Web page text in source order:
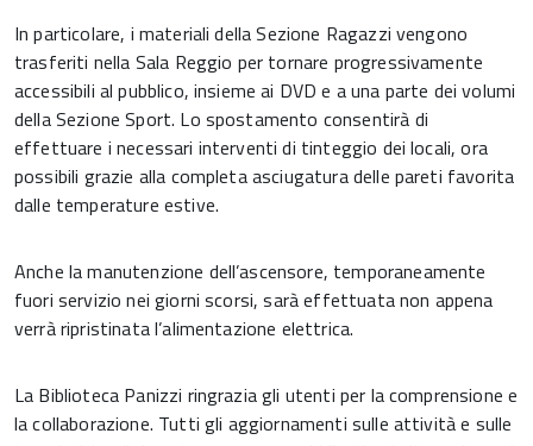
In particolare, i materiali della Sezione Ragazzi vengono
trasferiti nella Sala Reggio per tornare progressivamente
accessibili al pubblico, insieme ai DVD e a una parte dei volumi
della Sezione Sport. Lo spostamento consentirà di
effettuare i necessari interventi di tinteggio dei locali, ora
possibili grazie alla completa asciugatura delle pareti favorita
dalle temperature estive.
Anche la manutenzione dell’ascensore, temporaneamente
fuori servizio nei giorni scorsi, sarà effettuata non appena
verrà ripristinata l’alimentazione elettrica.
La Biblioteca Panizzi ringrazia gli utenti per la comprensione e
la collaborazione. Tutti gli aggiornamenti sulle attività e sulle